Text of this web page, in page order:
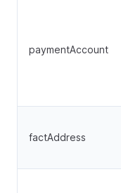
paymentAccount
factAddress